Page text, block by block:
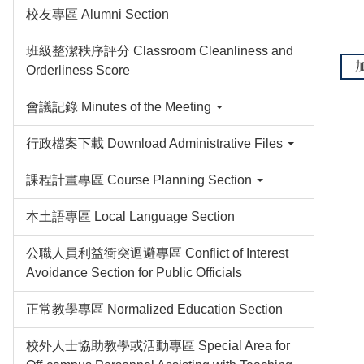
校友專區 Alumni Section
班級整潔秩序評分 Classroom Cleanliness and
Orderliness Score
會議記錄 Minutes of the Meeting
行政檔案下載 Download Administrative Files
課程計畫專區 Course Planning Section
本土語專區 Local Language Section
公職人員利益衝突迴避專區 Conflict of Interest
Avoidance Section for Public Officials
正常教學專區 Normalized Education Section
校外人士協助教學或活動專區 Special Area for